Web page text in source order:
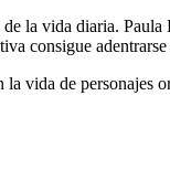
la vida diaria.
consigue
vida de